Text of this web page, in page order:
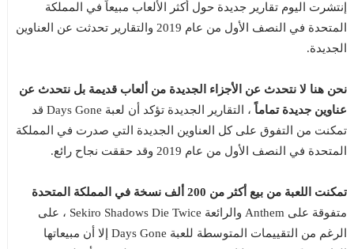
إنتشرت اليوم تقارير جديدة حول أكثر الألعاب مبيعاً في المملكة
المتحدة في النصف الأول من عام 2019 والتقارير تحدثت عن العناوين
الجديدة.
نحن هنا لا نتحدث عن الأجزاء الجديدة من ألعاب قديمة بل نتحدث عن
عناوين جديدة تماماً
، التقارير الجديدة تؤكد أن لعبة Days Gone قد
تمكنت من التفوق على كل العناوين الجديدة التي صدرت في المملكة
المتحدة في النصف الأول من عام 2019 وقد حققت نجاح رائع.
تمكنت اللعبة من بيع أكثر من 200 ألف نسخة في المملكة المتحدة
متفوقة على Anthem والرائعة Sekiro Shadows Die Twice ، على
الرغم من التقييمات المتوسطة للعبة Days Gone إلا أن مبيعاتها